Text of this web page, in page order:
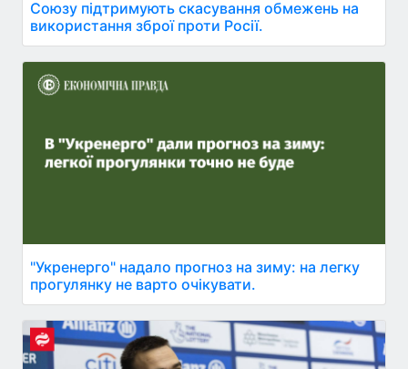
Союзу підтримують скасування обмежень на
використання зброї проти Росії.
"Укренерго" надало прогноз на зиму: на легку
прогулянку не варто очікувати.